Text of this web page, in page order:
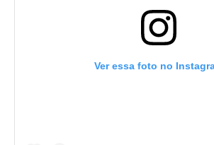
Ver essa foto no